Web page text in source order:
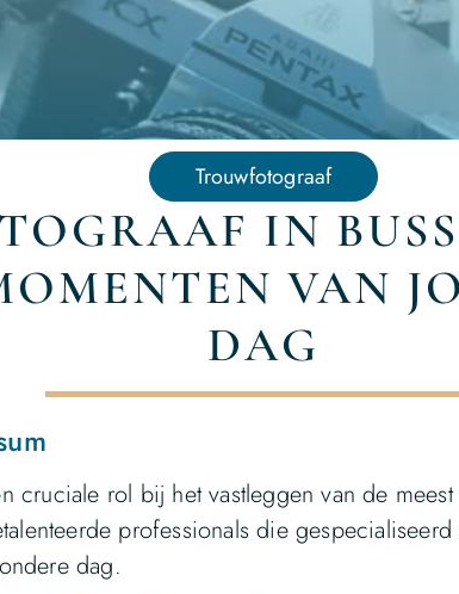
Trouwfotograaf
IN
VAN
DAG
cruciale rol bij het vastleggen van de
professionals die
dag.